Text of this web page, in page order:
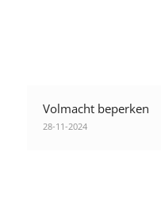
Volmacht beperken
28-11-2024